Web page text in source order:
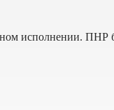
исполнении. ПНР